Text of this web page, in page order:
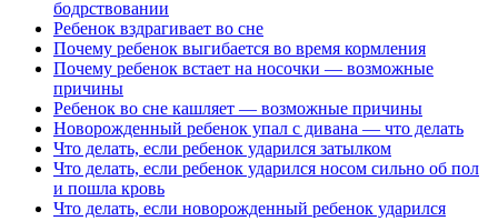
бодрствовании
Ребенок вздрагивает во сне
Почему ребенок выгибается во время кормления
Почему ребенок встает на носочки — возможные
причины
Ребенок во сне кашляет — возможные причины
Новорожденный ребенок упал с дивана — что делать
Что делать, если ребенок ударился затылком
Что делать, если ребенок ударился носом сильно об пол
и пошла кровь
Что делать, если новорожденный ребенок ударился